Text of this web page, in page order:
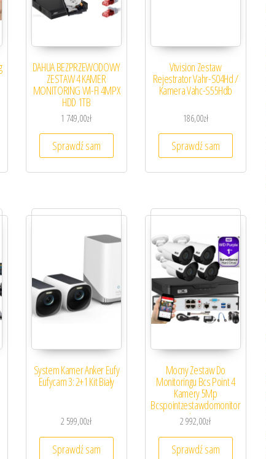
DAHUA BEZPRZEWODOWY
ZESTAW 4 KAMER
MONITORING WI-FI 4MPX
HDD 1TB
1 749,00zł
Sprawdź sam
Vtvision Zestaw
Rejestrator Vahr-S04Hd /
Kamera Vahc-S55Hdb
186,00zł
Sprawdź sam
System Kamer Anker Eufy
Eufycam 3: 2+1 Kit Biały
2 599,00zł
Sprawdź sam
Mocny Zestaw Do
Monitoringu Bcs Point 4
Kamery 5Mp
Bcspointzestawdomonitor
ingu
2 992,00zł
Sprawdź sam